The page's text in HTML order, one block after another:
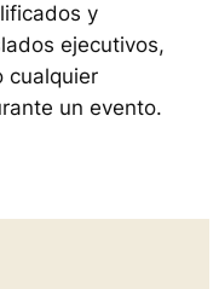
y
ejecutivos,
cualquier
un evento.